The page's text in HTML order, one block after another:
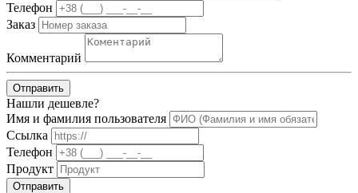
Телефон
Заказ
Комментарий
Отправить
Нашли дешевле?
Имя и фамилия пользователя
Ссылка
Телефон
Продукт
Отправить